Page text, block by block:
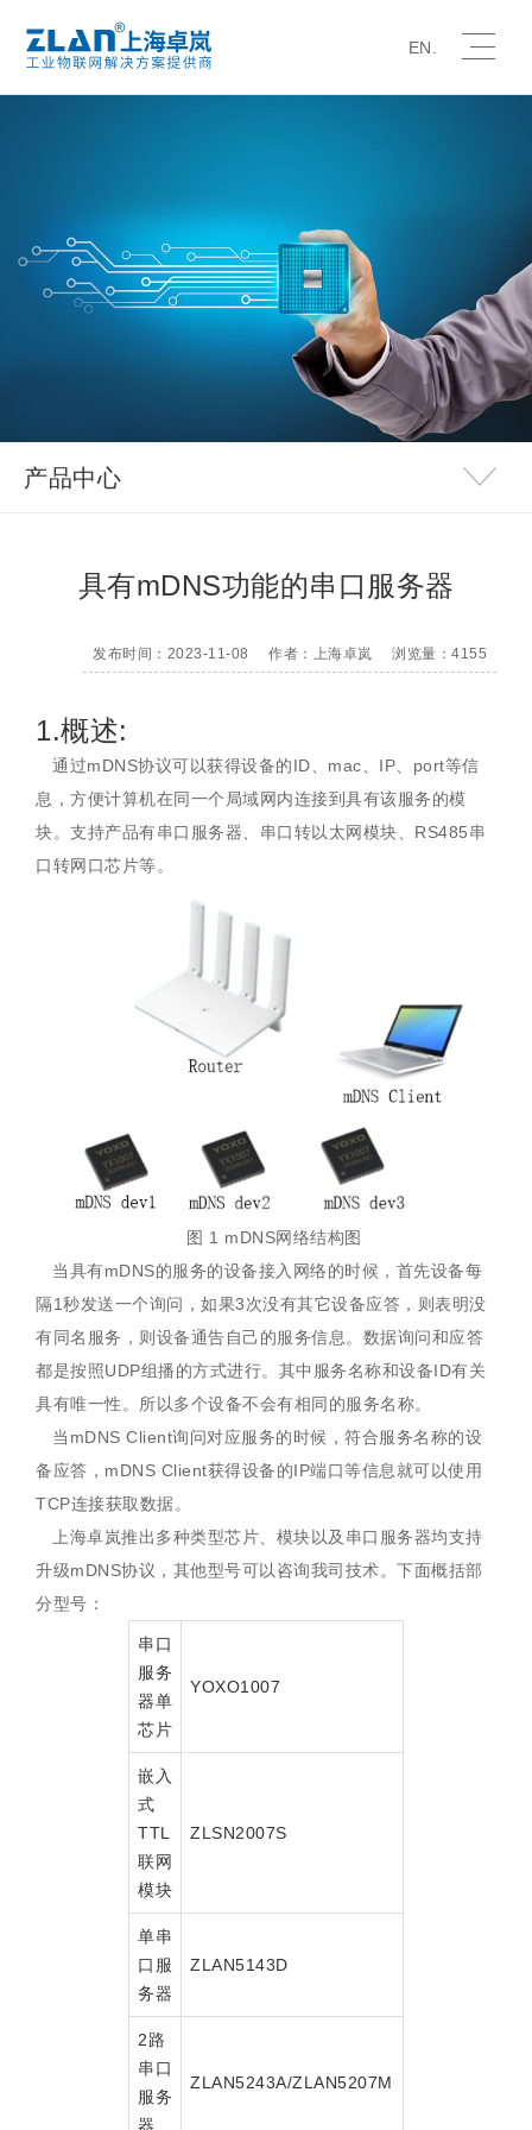
EN.
产品中心
具有mDNS功能的串口服务器
发布时间：2023-11-08 作者：上海卓岚 浏览量：4155
1.概述:
通过mDNS协议可以获得设备的ID、mac、IP、port等信
息，方便计算机在同一个局域网内连接到具有该服务的模
块。支持产品有串口服务器、串口转以太网模块、RS485串
口转网口芯片等。
图 1 mDNS网络结构图
当具有mDNS的服务的设备接入网络的时候，首先设备每
隔1秒发送一个询问，如果3次没有其它设备应答，则表明没
有同名服务，则设备通告自己的服务信息。数据询问和应答
都是按照UDP组播的方式进行。其中服务名称和设备ID有关
具有唯一性。所以多个设备不会有相同的服务名称。
当mDNS Client询问对应服务的时候，符合服务名称的设
备应答，mDNS Client获得设备的IP端口等信息就可以使用
TCP连接获取数据。
上海卓岚推出多种类型芯片、模块以及串口服务器均支持
升级mDNS协议，其他型号可以咨询我司技术。下面概括部
分型号：
串口
服务
器单
芯片
YOXO1007
嵌入
式
TTL
联网
模块
ZLSN2007S
单串
口服
务器
ZLAN5143D
2路
串口
服务
器
ZLAN5243A/ZLAN5207M